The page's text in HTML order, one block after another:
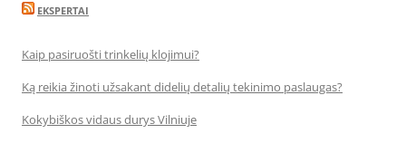
EKSPERTAI
Kaip pasiruošti trinkelių klojimui?
Ką reikia žinoti užsakant didelių detalių tekinimo paslaugas?
Kokybiškos vidaus durys Vilniuje